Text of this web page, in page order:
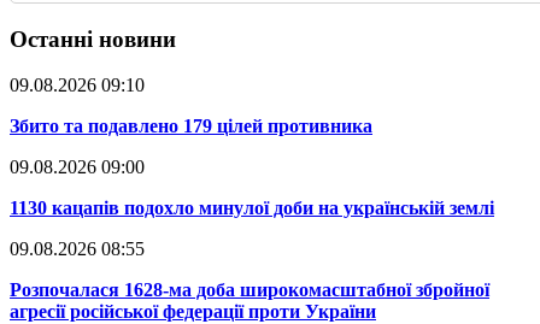
Останні новини
09.08.2026 09:10
​Збито та подавлено 179 цілей противника
09.08.2026 09:00
​1130 кацапів подохло минулої доби на українській землі
09.08.2026 08:55
​Розпочалася 1628-ма доба широкомасштабної збройної
агресії російської федерації проти України